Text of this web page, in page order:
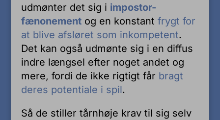
udmønter det sig i impostor-
fænonementog en konstant frygt for
at blive afsløret som inkompetent.
Det kan også udmønte sig i en diffus
indre længsel efter noget andet og
mere, fordi de ikke rigtigt får bragt
deres potentiale i spil.
Så de stiller tårnhøje krav til sig selv